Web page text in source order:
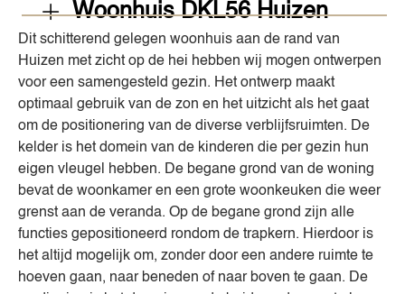
Woonhuis DKL56 Huizen
Dit schitterend gelegen woonhuis aan de rand van
Huizen met zicht op de hei hebben wij mogen ontwerpen
voor een samengesteld gezin. Het ontwerp maakt
optimaal gebruik van de zon en het uitzicht als het gaat
om de positionering van de diverse verblijfsruimten. De
kelder is het domein van de kinderen die per gezin hun
eigen vleugel hebben. De begane grond van de woning
bevat de woonkamer en een grote woonkeuken die weer
grenst aan de veranda. Op de begane grond zijn alle
functies gepositioneerd rondom de trapkern. Hierdoor is
het altijd mogelijk om, zonder door een andere ruimte te
hoeven gaan, naar beneden of naar boven te gaan. De